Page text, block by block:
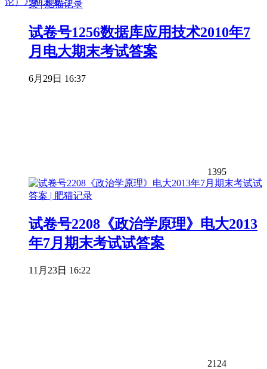
试卷号1256数据库应用技术2010年7
月电大期末考试答案
6月29日 16:37
1395
试卷号2208《政治学原理》电大2013
年7月期末考试试答案
11月23日 16:22
2124